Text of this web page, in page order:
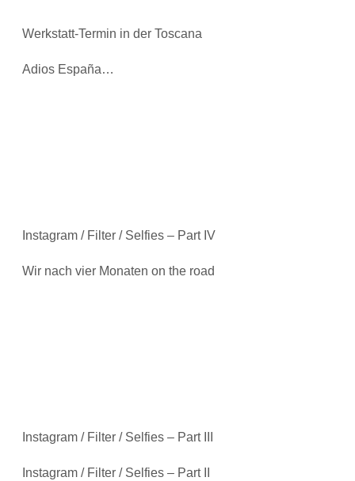
Werkstatt-Termin in der Toscana
Adios España…
Instagram / Filter / Selfies – Part IV
Wir nach vier Monaten on the road
Instagram / Filter / Selfies – Part III
Instagram / Filter / Selfies – Part II